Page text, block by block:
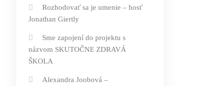
Rozhodovať sa je umenie – hosť
Jonathan Giertly
Sme zapojení do projektu s
názvom SKUTOČNE ZDRAVÁ
ŠKOLA
Alexandra Joobová –